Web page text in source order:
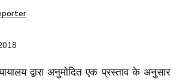
द्वारा अनुमोदित एक प्रस्ताव के अनुसार